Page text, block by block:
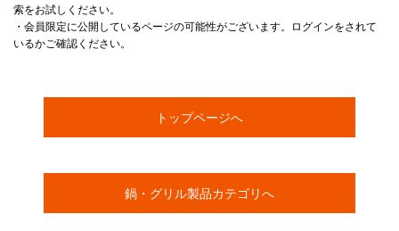
索をお試しください。
・会員限定に公開しているページの可能性がございます。ログインをされて
いるかご確認ください。
トップページへ
鍋・グリル製品カテゴリへ